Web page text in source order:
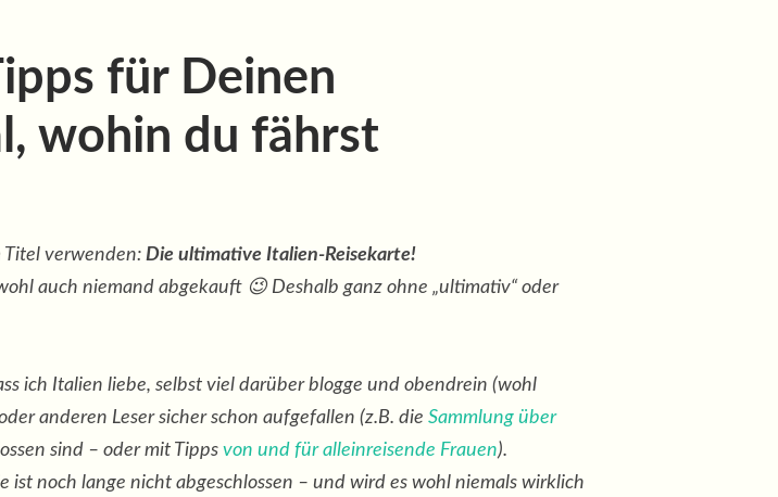
für Deinen
wohin du fährst
Titel verwenden: Die ultimative Italien-Reisekarte!
auch niemand abgekauft 😉 Deshalb ganz ohne „ultimativ“ oder
ich Italien liebe, selbst viel darüber blogge und obendrein (wohl
anderen Leser sicher schon aufgefallen (z.B. die Sammlung über
sind – oder mit Tipps von und für alleinreisende Frauen).
noch lange nicht abgeschlossen – und wird es wohl niemals wirklich